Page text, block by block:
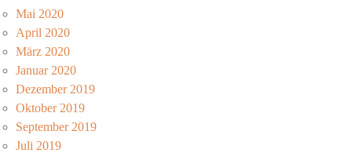
Mai 2020
April 2020
März 2020
Januar 2020
Dezember 2019
Oktober 2019
September 2019
Juli 2019